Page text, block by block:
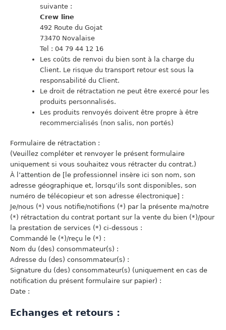
suivante :
Crew line
492 Route du Gojat
73470 Novalaise
Tel : 04 79 44 12 16
Les coûts de renvoi du bien sont à la charge du
Client. Le risque du transport retour est sous la
responsabilité du Client.
Le droit de rétractation ne peut être exercé pour les
produits personnalisés.
Les produits renvoyés doivent être propre à être
recommercialisés (non salis, non portés)
Formulaire de rétractation :
(Veuillez compléter et renvoyer le présent formulaire
uniquement si vous souhaitez vous rétracter du contrat.)
À l’attention de [le professionnel insère ici son nom, son
adresse géographique et, lorsqu’ils sont disponibles, son
numéro de télécopieur et son adresse électronique] :
Je/nous (*) vous notifie/notifions (*) par la présente ma/notre
(*) rétractation du contrat portant sur la vente du bien (*)/pour
la prestation de services (*) ci-dessous :
Commandé le (*)/reçu le (*) :
Nom du (des) consommateur(s) :
Adresse du (des) consommateur(s) :
Signature du (des) consommateur(s) (uniquement en cas de
notification du présent formulaire sur papier) :
Date :
Echanges et retours :